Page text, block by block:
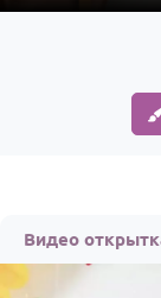
Видео